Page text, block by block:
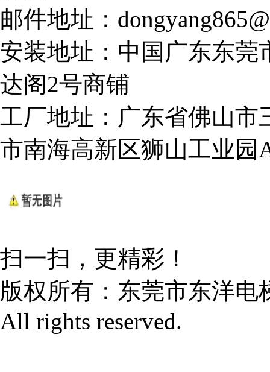
邮件地址：
安装地址：中国广东东莞
达阁2号商铺
工厂地址：广东省佛山市
市南海高新区狮山工业园
扫一扫，更精彩！
版权所有： 东莞市东洋电
All rights reserved.